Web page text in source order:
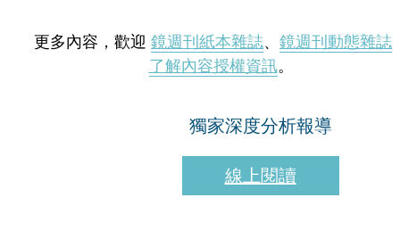
更多內容，歡迎 鏡週刊紙本雜誌、 鏡週刊動態雜誌
了解內容授權資訊。
獨家深度分析報導
線上閱讀